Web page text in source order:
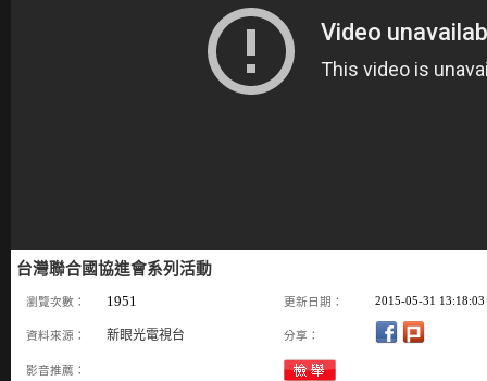
台灣聯合國協進會系列活動
瀏覽次數： 1951 更新日期： 2015-05-31 13:18:03
資料來源： 新眼光電視台 分享：
影音推薦：